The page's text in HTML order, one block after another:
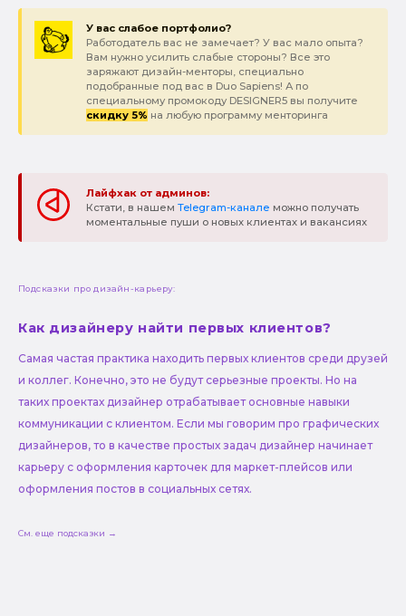
У вас слабое портфолио?
Работодатель вас не замечает? У вас мало опыта?
Вам нужно усилить слабые стороны? Все это
заряжают дизайн-менторы, специально
подобранные под вас в Duo Sapiens! А по
специальному промокоду DESIGNER5 вы получите
скидку 5% на любую программу менторинга
Лайфхак от админов:
Кстати, в нашем Telegram-канале можно получать
моментальные пуши о новых клиентах и вакансиях
Подсказки про дизайн-карьеру:
Как дизайнеру найти первых клиентов?
Самая частая практика находить первых клиентов среди друзей
и коллег. Конечно, это не будут серьезные проекты. Но на
таких проектах дизайнер отрабатывает основные навыки
коммуникации с клиентом. Если мы говорим про графических
дизайнеров, то в качестве простых задач дизайнер начинает
карьеру с оформления карточек для маркет-плейсов или
оформления постов в социальных сетях.
См. еще подсказки →